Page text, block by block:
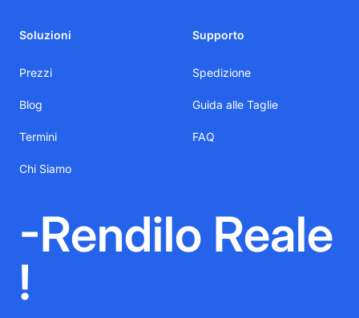
Soluzioni
Prezzi
Blog
Termini
Chi Siamo
Supporto
Spedizione
Guida alle Taglie
FAQ
-Rendilo Reale
!